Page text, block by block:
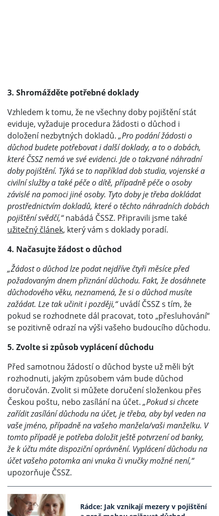
3. Shromážděte potřebné doklady
Vzhledem k tomu, že ne všechny doby pojištění stát
eviduje, vyžaduje procedura žádosti o důchod i
doložení nezbytných dokladů. „Pro podání žádosti o
důchod budete potřebovat i další doklady, a to o dobách,
které ČSSZ nemá ve své evidenci. Jde o takzvané náhradní
doby pojištění. Týká se to například dob studia, vojenské a
civilní služby a také péče o dítě, případně péče o osoby
závislé na pomoci jiné osoby. Tyto doby je třeba dokládat
prostřednictvím dokladů, které o těchto náhradních dobách
pojištění svědčí,“nabádá ČSSZ. Připravili jsme také
užitečný článek, který vám s doklady poradí.
4. Načasujte žádost o důchod
„Žádost o důchod lze podat nejdříve čtyři měsíce před
požadovaným dnem přiznání důchodu. Fakt, že dosáhnete
důchodového věku, neznamená, že si o důchod musíte
zažádat. Lze tak učinit i později,“uvádí ČSSZ s tím, že
pokud se rozhodnete dál pracovat, toto „přesluhování“
se pozitivně odrazí na výši vašeho budoucího důchodu.
5. Zvolte si způsob vyplácení důchodu
Před samotnou žádostí o důchod byste už měli být
rozhodnuti, jakým způsobem vám bude důchod
doručován. Zvolit si můžete doručení složenkou přes
Českou poštu, nebo zasílání na účet. „Pokud si chcete
zařídit zasílání důchodu na účet, je třeba, aby byl veden na
vaše jméno, případně na vašeho manžela/vaši manželku. V
tomto případě je potřeba doložit ještě potvrzení od banky,
že k účtu máte dispoziční oprávnění. Vyplácení důchodu na
účet vašeho potomka ani vnuka či vnučky možné není,“
upozorňuje ČSSZ.
Rádce: Jak vznikají mezery v pojištění